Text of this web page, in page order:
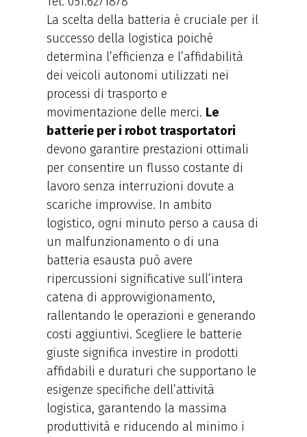
La scelta della batteria è cruciale per il
successo della logistica poiché
determina l’efficienza e l’affidabilità
dei veicoli autonomi utilizzati nei
processi di trasporto e
movimentazione delle merci. Le
batterie per i robot trasportatori
devono garantire prestazioni ottimali
per consentire un flusso costante di
lavoro senza interruzioni dovute a
scariche improvvise. In ambito
logistico, ogni minuto perso a causa di
un malfunzionamento o di una
batteria esausta può avere
ripercussioni significative sull’intera
catena di approvvigionamento,
rallentando le operazioni e generando
costi aggiuntivi. Scegliere le batterie
giuste significa investire in prodotti
affidabili e duraturi che supportano le
esigenze specifiche dell’attività
logistica, garantendo la massima
produttività e riducendo al minimo i